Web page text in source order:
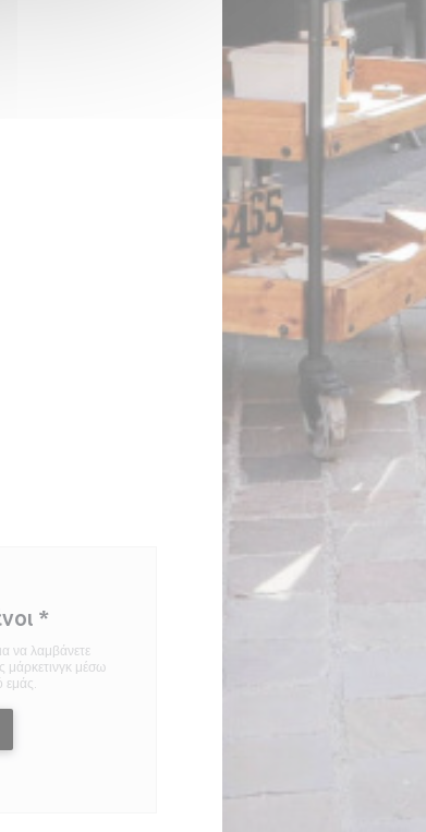
*
να λαμβάνετε
μάρκετινγκ μέσω
εμάς.